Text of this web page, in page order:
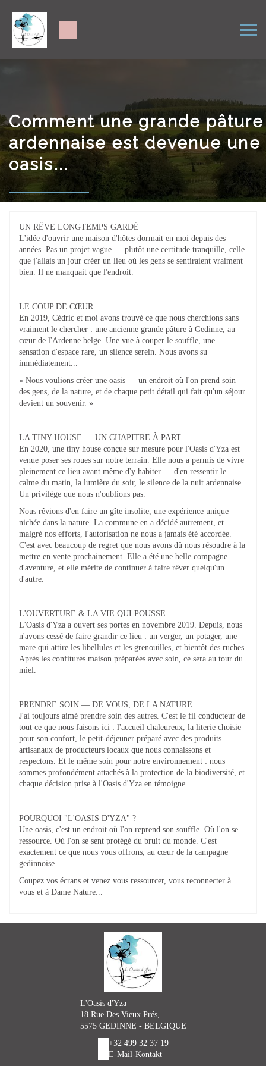
Comment une grande pâture
ardennaise est devenue une
oasis...
UN RÊVE LONGTEMPS GARDÉ
L'idée d'ouvrir une maison d'hôtes dormait en moi depuis des
années. Pas un projet vague — plutôt une certitude tranquille, celle
que j'allais un jour créer un lieu où les gens se sentiraient vraiment
bien. Il ne manquait que l'endroit.
LE COUP DE CŒUR
En 2019, Cédric et moi avons trouvé ce que nous cherchions sans
vraiment le chercher : une ancienne grande pâture à Gedinne, au
cœur de l'Ardenne belge. Une vue à couper le souffle, une
sensation d'espace rare, un silence serein. Nous avons su
immédiatement...
« Nous voulions créer une oasis — un endroit où l'on prend soin
des gens, de la nature, et de chaque petit détail qui fait qu'un séjour
devient un souvenir. »
LA TINY HOUSE — UN CHAPITRE À PART
En 2020, une tiny house conçue sur mesure pour l'Oasis d'Yza est
venue poser ses roues sur notre terrain. Elle nous a permis de vivre
pleinement ce lieu avant même d'y habiter — d'en ressentir le
calme du matin, la lumière du soir, le silence de la nuit ardennaise.
Un privilège que nous n'oublions pas.
Nous rêvions d'en faire un gîte insolite, une expérience unique
nichée dans la nature. La commune en a décidé autrement, et
malgré nos efforts, l'autorisation ne nous a jamais été accordée.
C'est avec beaucoup de regret que nous avons dû nous résoudre à la
mettre en vente prochainement. Elle a été une belle compagne
d'aventure, et elle mérite de continuer à faire rêver quelqu'un
d'autre.
L'OUVERTURE & LA VIE QUI POUSSE
L'Oasis d'Yza a ouvert ses portes en novembre 2019. Depuis, nous
n'avons cessé de faire grandir ce lieu : un verger, un potager, une
mare qui attire les libellules et les grenouilles, et bientôt des ruches.
Après les confitures maison préparées avec soin, ce sera au tour du
miel.
PRENDRE SOIN — DE VOUS, DE LA NATURE
J'ai toujours aimé prendre soin des autres. C'est le fil conducteur de
tout ce que nous faisons ici : l'accueil chaleureux, la literie choisie
pour son confort, le petit-déjeuner préparé avec des produits
artisanaux de producteurs locaux que nous connaissons et
respectons. Et le même soin pour notre environnement : nous
sommes profondément attachés à la protection de la biodiversité, et
chaque décision prise à l'Oasis d'Yza en témoigne.
POURQUOI "L'OASIS D'YZA" ?
Une oasis, c'est un endroit où l'on reprend son souffle. Où l'on se
ressource. Où l'on se sent protégé du bruit du monde. C'est
exactement ce que nous vous offrons, au cœur de la campagne
gedinnoise.
Coupez vos écrans et venez vous ressourcer, vous reconnecter à
vous et à Dame Nature...
L'Oasis d'Yza
18 Rue Des Vieux Prés,
5575 GEDINNE - BELGIQUE
+32 499 32 37 19
E-Mail-Kontakt